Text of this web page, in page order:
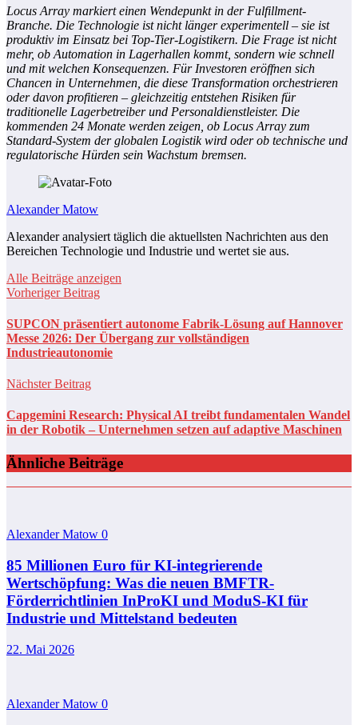
Locus Array markiert einen Wendepunkt in der Fulfillment-
Branche. Die Technologie ist nicht länger experimentell – sie ist
produktiv im Einsatz bei Top-Tier-Logistikern. Die Frage ist nicht
mehr, ob Automation in Lagerhallen kommt, sondern wie schnell
und mit welchen Konsequenzen. Für Investoren eröffnen sich
Chancen in Unternehmen, die diese Transformation orchestrieren
oder davon profitieren – gleichzeitig entstehen Risiken für
traditionelle Lagerbetreiber und Personaldienstleister. Die
kommenden 24 Monate werden zeigen, ob Locus Array zum
Standard-System der globalen Logistik wird oder ob technische und
regulatorische Hürden sein Wachstum bremsen.
Alexander Matow
Alexander analysiert täglich die aktuellsten Nachrichten aus den
Bereichen Technologie und Industrie und wertet sie aus.
Alle Beiträge anzeigen
Vorheriger Beitrag
SUPCON präsentiert autonome Fabrik-Lösung auf Hannover
Messe 2026: Der Übergang zur vollständigen
Industrieautonomie
Nächster Beitrag
Capgemini Research: Physical AI treibt fundamentalen Wandel
in der Robotik – Unternehmen setzen auf adaptive Maschinen
Ähnliche Beiträge
Alexander Matow 0
85 Millionen Euro für KI-integrierende
Wertschöpfung: Was die neuen BMFTR-
Förderrichtlinien InProKI und ModuS‑KI für
Industrie und Mittelstand bedeuten
22. Mai 2026
Alexander Matow 0